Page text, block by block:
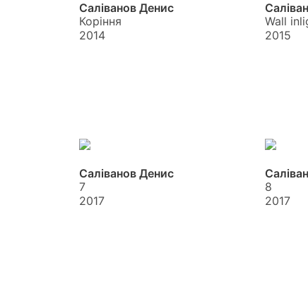
Саліванов Денис
Коріння
2014
Wall
2015
Саліванов Денис
7
2017
8
2017